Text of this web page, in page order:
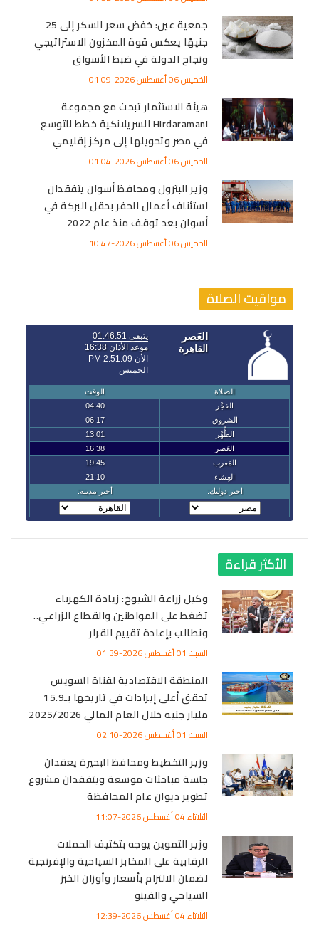
جمعية عين: خفض سعر السكر إلى 25
جنيهًا يعكس قوة المخزون الاستراتيجي
ونجاح الدولة في ضبط الأسواق
الخميس 06 أغسطس 2026-01:09
هيئة الاستثمار تبحث مع مجموعة
Hirdaramani السريلانكية خطط للتوسع
في مصر وتحويلها إلى مركز إقليمي
الخميس 06 أغسطس 2026-01:04
وزير البترول ومحافظ أسوان يتفقدان
استئناف أعمال الحفر بحقل البركة في
أسوان بعد توقف منذ عام 2022
الخميس 06 أغسطس 2026-10:47
مواقيت الصلاة
الأكثر قراءة
وكيل زراعة الشيوخ: زيادة الكهرباء
تضغط على المواطنين والقطاع الزراعي..
ونطالب بإعادة تقييم القرار
السبت 01 أغسطس 2026-01:39
المنطقة الاقتصادية لقناة السويس
تحقق أعلى إيرادات في تاريخها بـ15.9
مليار جنيه خلال العام المالي 2025/2026
السبت 01 أغسطس 2026-02:10
وزير التخطيط ومحافظ البحيرة يعقدان
جلسة مباحثات موسعة ويتفقدان مشروع
تطوير ديوان عام المحافظة
الثلاثاء 04 أغسطس 2026-11:07
وزير التموين يوجه بتكثيف الحملات
الرقابية على المخابز السياحية والإفرنجية
لضمان الالتزام بأسعار وأوزان الخبز
السياحي والفينو
الثلاثاء 04 أغسطس 2026-12:39